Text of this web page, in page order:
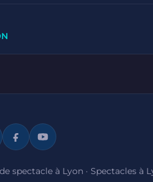
spectacle à Lyon · Spectacles à